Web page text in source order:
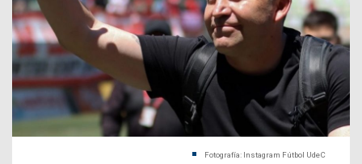
Fotografía: Instagram Fútbol UdeC